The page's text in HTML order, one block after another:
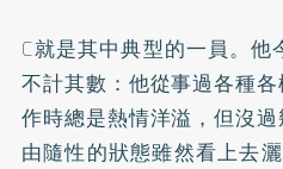
C就是其中典型的一員。
不計其數：他從事過各種
作時總是熱情洋溢，但沒
由隨性的狀態雖然看上去